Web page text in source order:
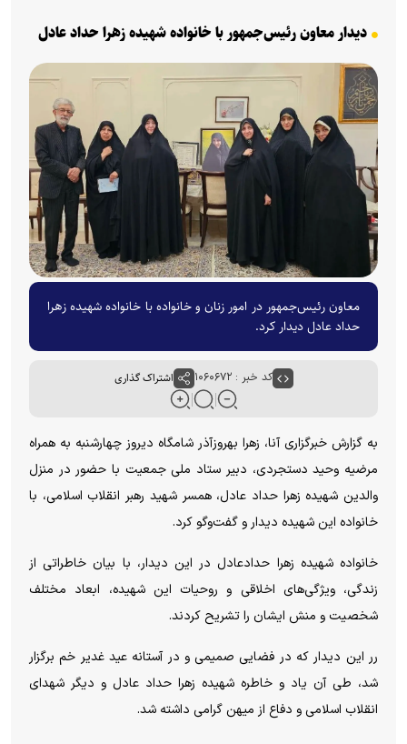
دیدار معاون رئیس‌جمهور با خانواده شهیده زهرا حداد عادل
معاون رئیس‌جمهور در امور زنان و خانواده با خانواده شهیده زهرا
حداد عادل دیدار کرد.
کد خبر : ۱۰۶۰۶۷۲ اشتراک گذاری
به گزارش خبرگزاری آنا، زهرا بهروزآذر شامگاه دیروز چهارشنبه به همراه
مرضیه وحید دستجردی، دبیر ستاد ملی جمعیت با حضور در منزل
والدین شهیده زهرا حداد عادل، همسر شهید رهبر انقلاب اسلامی، با
خانواده این شهیده دیدار و گفت‌وگو کرد.
خانواده شهیده زهرا حدادعادل در این دیدار، با بیان خاطراتی از
زندگی، ویژگی‌های اخلاقی و روحیات این شهیده، ابعاد مختلف
شخصیت و منش ایشان را تشریح کردند.
رر این دیدار که در فضایی صمیمی و در آستانه عید غدیر خم برگزار
شد، طی آن یاد و خاطره شهیده زهرا حداد عادل و دیگر شهدای
انقلاب اسلامی و دفاع از میهن گرامی داشته شد.